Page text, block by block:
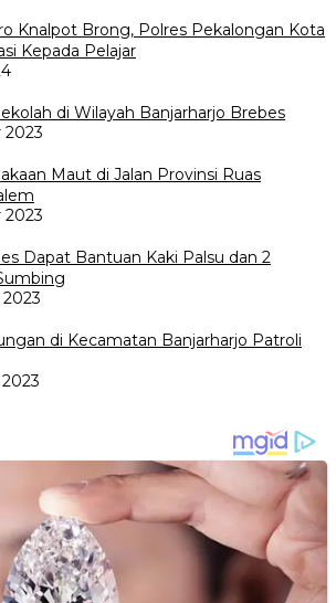
Knalpot Brong, Polres Pekalongan Kota
Kepada Pelajar
di Wilayah Banjarharjo Brebes
Maut di Jalan Provinsi Ruas
Dapat Bantuan Kaki Palsu dan 2
di Kecamatan Banjarharjo Patroli